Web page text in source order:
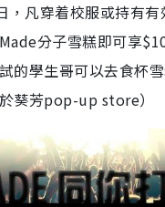
，凡穿着校服或持有
分子雪糕即可享
的學生哥可以去食杯
葵芳pop-up store）